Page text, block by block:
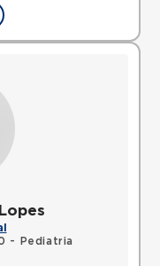
- Pediatria